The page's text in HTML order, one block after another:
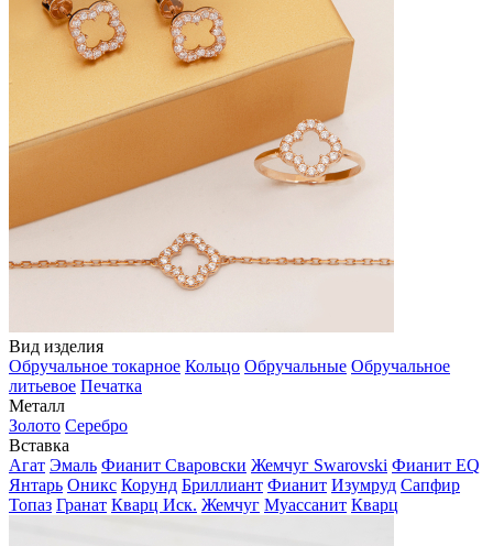
Вид изделия
Обручальное токарное Кольцо Обручальные Обручальное
литьевое Печатка
Металл
Золото Серебро
Вставка
Агат Эмаль Фианит Сваровски Жемчуг Swarovski Фианит EQ
Янтарь Оникс Корунд Бриллиант Фианит Изумруд Сапфир
Топаз Гранат Кварц Иск. Жемчуг Муассанит Кварц